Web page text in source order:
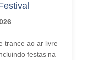
trance ao ar livre
festas na